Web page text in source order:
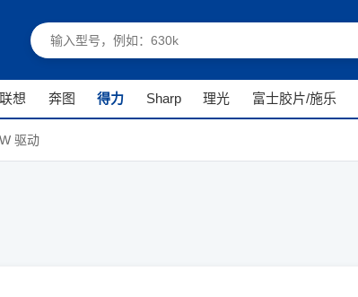
联想 奔图 得力 Sharp 理光 富士胶片/施乐
驱动